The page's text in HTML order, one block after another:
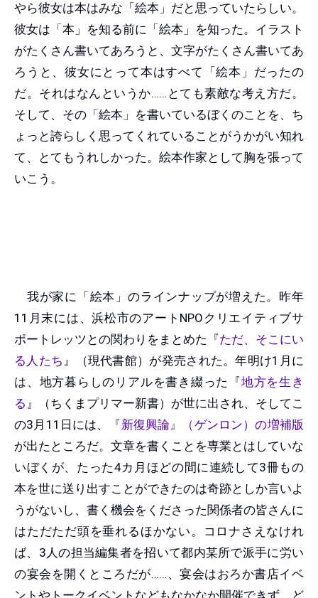
やら彼女は本はみな「絵本」だと思っていたらしい。
彼女は「本」を知る前に「絵本」を知った。イラスト
がたくさん書いてあろうと、文字がたくさん書いてあ
ろうと、彼女にとって本はすべて「絵本」だったの
だ。それはなんというか……とても素敵な考え方だ。
そして、その「絵本」を書いているぼくのことを、ち
ょっと誇らしく思ってくれていることがうかがい知れ
て、とてもうれしかった。絵本作家として胸を張って
いこう。
我が家に「絵本」のラインナップが増えた。昨年
11月末には、浜松市のアートNPOクリエイティブサ
ポートレッツとの関わりをまとめた『ただ、そこにい
る人たち 』（現代書館）が発売された。年明け1月に
は、地方暮らしのリアルを書き綴った『地方を生き
る 』（ちくまプリマー新書）が世に出され、そしてこ
の3月11日には、
『新復興論』（ゲンロン）の増補版
が出たところだ。文章を書くことを専業とはしていな
いぼくが、たった4カ月ほどの間に連続して3冊もの
本を世に送り出すことができたのは奇跡としか言いよ
うがないし、書く機会をくださった関係者の皆さんに
はただただ頭を垂れるほかない。コロナさえなけれ
ば、3人の担当編集者を招いて都内某所で派手に労い
の宴会を開くところだが……、宴会はおろか書店イベ